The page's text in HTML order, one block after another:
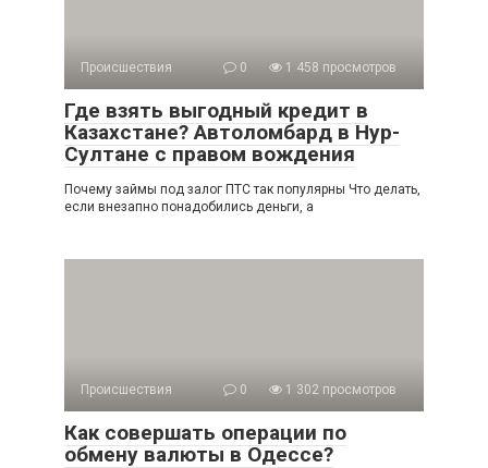
Происшествия 0 1 458 просмотров
Где взять выгодный кредит в
Казахстане? Автоломбард в Нур-
Султане с правом вождения
Почему займы под залог ПТС так популярны Что делать,
если внезапно понадобились деньги, а
Происшествия 0 1 302 просмотров
Как совершать операции по
обмену валюты в Одессе?